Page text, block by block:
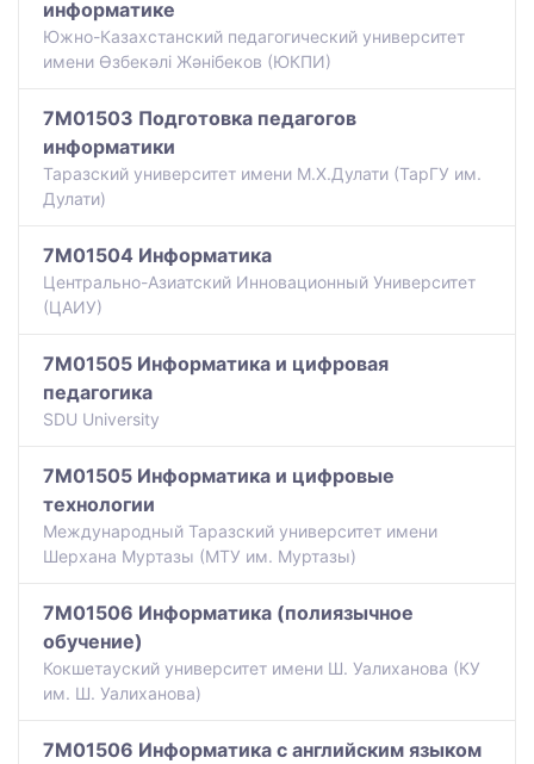
информатике
Южно-Казахстанский педагогический университет
имени Өзбекәлі Жәнібеков (ЮКПИ)
7M01503 Подготовка педагогов
информатики
Таразский университет имени М.Х.Дулати (ТарГУ им.
Дулати)
7M01504 Информатика
Центрально-Азиатский Инновационный Университет
(ЦАИУ)
7M01505 Информатика и цифровая
педагогика
SDU University
7M01505 Информатика и цифровые
технологии
Международный Таразский университет имени
Шерхана Муртазы (МТУ им. Муртазы)
7M01506 Информатика (полиязычное
обучение)
Кокшетауский университет имени Ш. Уалиханова (КУ
им. Ш. Уалиханова)
7M01506 Информатика с английским языком